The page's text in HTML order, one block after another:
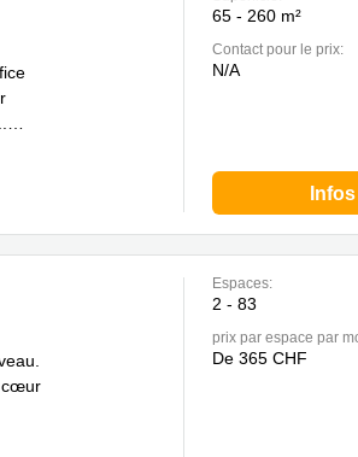
65 - 260 m²
Contact pour le prix:
N/A
cœur
Espaces:
2 - 83
prix par espace par
De 365 CHF